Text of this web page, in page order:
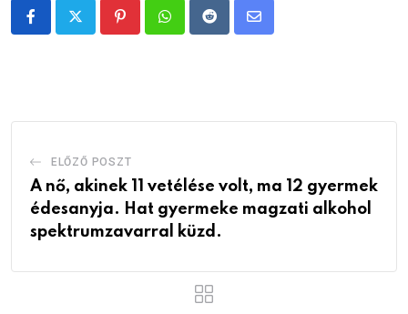
PinterestWhatsappRedditShare
ELŐZŐ POSZT
A nő, akinek 11 vetélése volt, ma 12 gyermek
édesanyja. Hat gyermeke magzati alkohol
spektrumzavarral küzd.